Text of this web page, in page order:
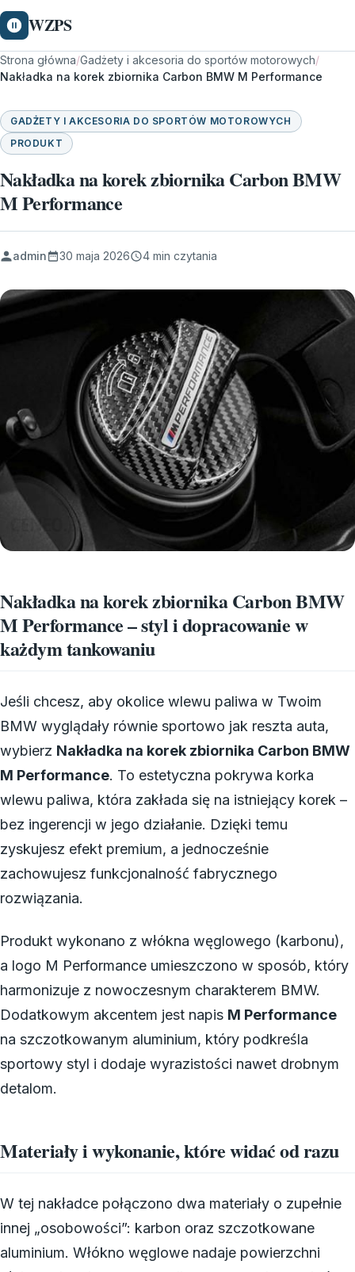
WZPS
Strona główna/Gadżety i akcesoria do sportów motorowych/
Nakładka na korek zbiornika Carbon BMW M Performance
GADŻETY I AKCESORIA DO SPORTÓW MOTOROWYCH
PRODUKT
Nakładka na korek zbiornika Carbon BMW
M Performance
admin 30 maja 2026 4 min czytania
Nakładka na korek zbiornika Carbon BMW
M Performance – styl i dopracowanie w
każdym tankowaniu
Jeśli chcesz, aby okolice wlewu paliwa w Twoim
BMW wyglądały równie sportowo jak reszta auta,
wybierz Nakładka na korek zbiornika Carbon BMW
M Performance. To estetyczna pokrywa korka
wlewu paliwa, która zakłada się na istniejący korek –
bez ingerencji w jego działanie. Dzięki temu
zyskujesz efekt premium, a jednocześnie
zachowujesz funkcjonalność fabrycznego
rozwiązania.
Produkt wykonano z włókna węglowego (karbonu),
a logo M Performance umieszczono w sposób, który
harmonizuje z nowoczesnym charakterem BMW.
Dodatkowym akcentem jest napis M Performance
na szczotkowanym aluminium, który podkreśla
sportowy styl i dodaje wyrazistości nawet drobnym
detalom.
Materiały i wykonanie, które widać od razu
W tej nakładce połączono dwa materiały o zupełnie
innej „osobowości”: karbon oraz szczotkowane
aluminium. Włókno węglowe nadaje powierzchni